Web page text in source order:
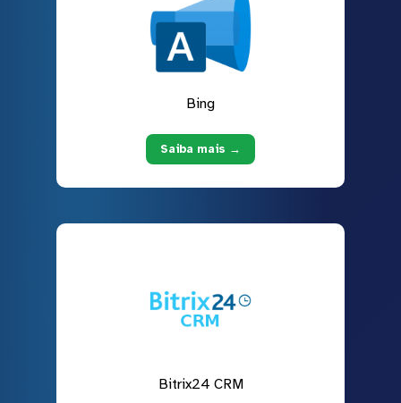
Bing
Saiba mais →
Bitrix24 CRM